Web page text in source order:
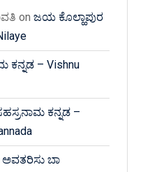
on ಜಯ ಕೊಲ್ಹಾಪುರ
ಕನ್ನಡ – Vishnu
ಕನ್ನಡ –
ಅವತರಿಸು ಬಾ